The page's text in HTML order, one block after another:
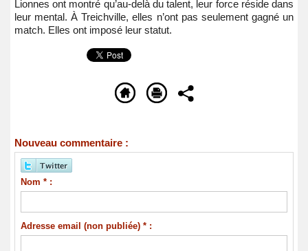
Lionnes ont montré qu’au-delà du talent, leur force réside dans
leur mental. À Treichville, elles n’ont pas seulement gagné un
match. Elles ont imposé leur statut.
Nouveau commentaire :
Nom * :
Adresse email (non publiée) * :